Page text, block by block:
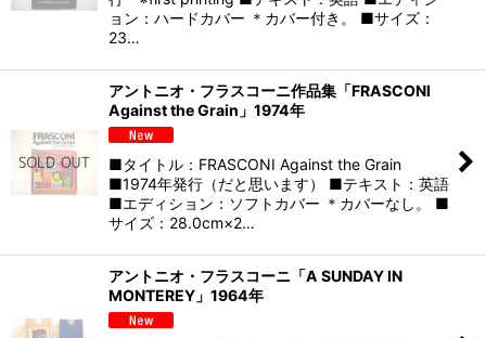
ョン：ハードカバー ＊カバー付き。 ■サイズ：
23…
アントニオ・フラスコーニ作品集「FRASCONI
Against the Grain」1974年
■タイトル：FRASCONI Against the Grain
■1974年発行（だと思います） ■テキスト：英語
■エディション：ソフトカバー ＊カバーなし。 ■
サイズ：28.0cm×2…
アントニオ・フラスコーニ「A SUNDAY IN
MONTEREY」1964年